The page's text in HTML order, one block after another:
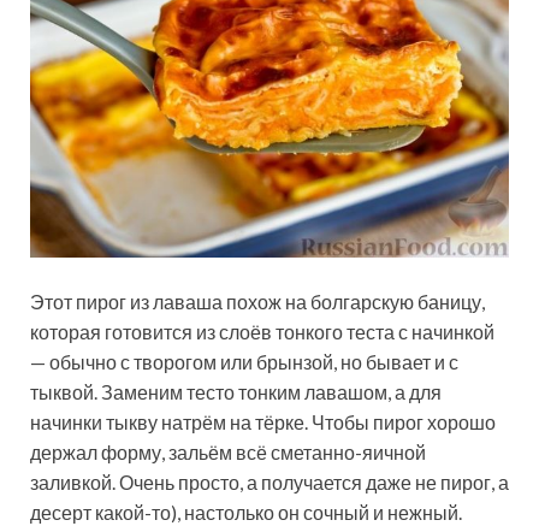
Этот пирог из лаваша похож на болгарскую баницу,
которая готовится из слоёв тонкого теста с начинкой
— обычно с творогом или брынзой, но бывает и с
тыквой. Заменим тесто тонким лавашом, а для
начинки тыкву натрём на тёрке. Чтобы пирог хорошо
держал форму, зальём всёсметанно-яичной
заливкой. Очень просто, а получается даже не пирог, а
десерт какой-то), настолько он сочный и нежный.